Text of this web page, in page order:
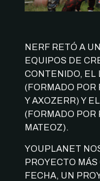
NERF RETÓ A
EQUIPOS DE
CONTENIDO, EL
(FORMADO POR
Y AXOZERR) Y
(FORMADO POR
MATEOZ).
YOUPLANET
PROYECTO
FECHA, UN